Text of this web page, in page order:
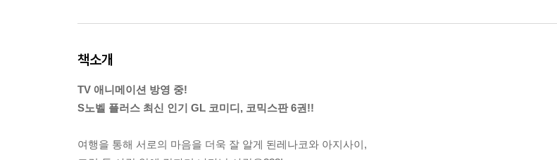
책소개
TV 애니메이션 방영 중!
S노벨 플러스 최신 인기 GL 코미디, 코믹스판 6권!!
여행을 통해 서로의 마음을 더욱 잘 알게 된레나코와 아지사이,